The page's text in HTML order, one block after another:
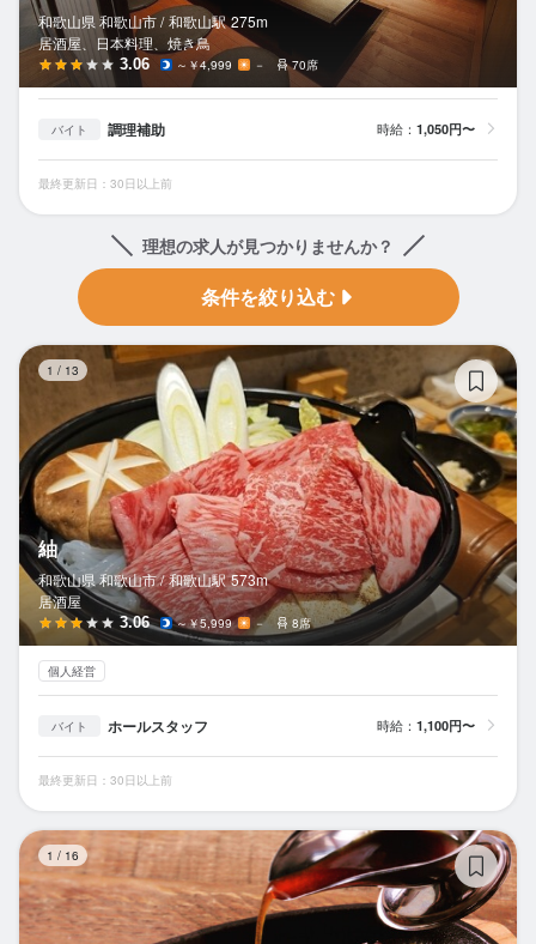
和歌山県 和歌山市 / 和歌山駅 275m
居酒屋、日本料理、焼き鳥
3.06 ～￥4,999 － 70席
バイト 調理補助 時給： 1,050円〜
最終更新日：30日以上前
理想の求人が見つかりませんか？
条件を絞り込む
1 / 13
紬
和歌山県 和歌山市 / 和歌山駅 573m
居酒屋
3.06 ～￥5,999 － 8席
個人経営
バイト ホールスタッフ 時給： 1,100円〜
最終更新日：30日以上前
1 / 16